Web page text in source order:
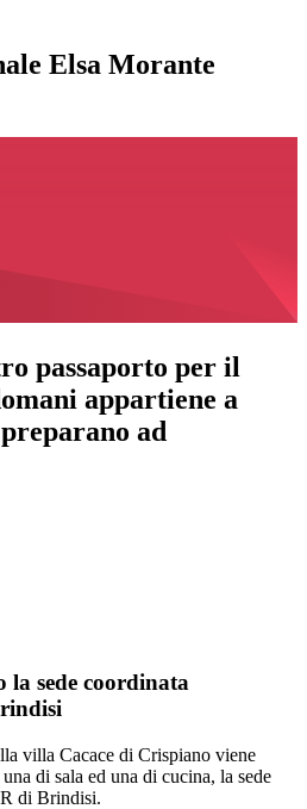
Elsa Morante
passaporto per il
appartiene a
ad
la sede coordinata
villa Cacace di Crispiano viene
di sala ed una di cucina, la sede
di Brindisi.